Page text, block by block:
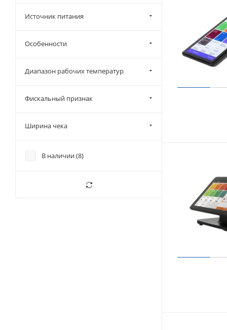
Источник питания
Особенности
Диапазон рабочих температур
Фискальный признак
Ширина чека
В наличии (8)